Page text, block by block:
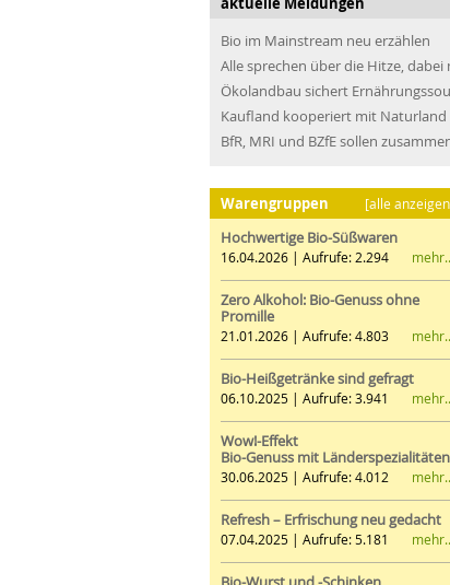
Bio im Mainstream neu erzählen
Alle sprechen über die Hitze,
Ökolandbau sichert
Kaufland kooperiert mit Naturland
BfR, MRI und BZfE sollen
Warengruppen [alle
Hochwertige Bio-Süßwaren
16.04.2026 | Aufrufe: 2.294
Zero Alkohol: Bio-Genuss ohne
Promille
21.01.2026 | Aufrufe: 4.803
Bio-Heißgetränke sind gefragt
06.10.2025 | Aufrufe: 3.941
Wow!-Effekt
Bio-Genuss mit Länderspezialitäten
30.06.2025 | Aufrufe: 4.012
Refresh – Erfrischung neu gedacht
07.04.2025 | Aufrufe: 5.181